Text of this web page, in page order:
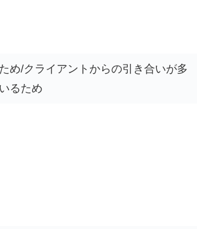
め/クライアントからの引き合いが多
るため